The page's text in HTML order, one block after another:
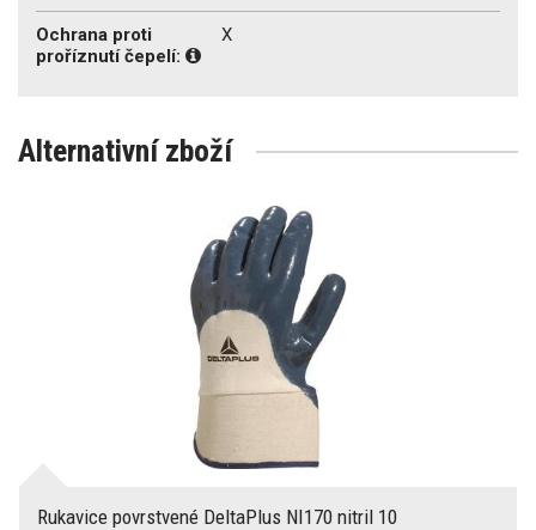
Ochrana proti
proříznutí čepelí:
X
Alternativní zboží
Rukavice povrstvené DeltaPlus NI170 nitril 10